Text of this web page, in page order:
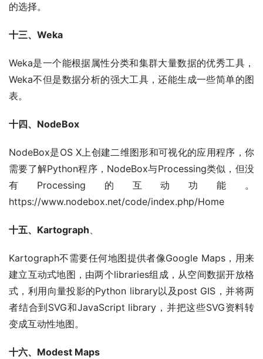
的选择。
十三、Weka
Weka是一个能根据属性分类和集群大量数据的优秀工具，
Weka不但是数据分析的强大工具，还能生成一些简单的图
表。
十四、NodeBox
NodeBox是OS X上创建二维图形和可视化的应用程序，你
需要了解Python程序，NodeBox与Processing类似，但没
有Processing的互动功能。
https://www.nodebox.net/code/index.php/Home
十五、Kartograph、
Kartograph不需要任何地图提供者像Google Maps，用来
建立互动式地图，由两个libraries组成，从空间数据开放格
式，利用向量投影的Python library以及post GIS，并将两
者结合到SVG和JavaScript library，并把这些SVG资料转
变成互动性地图。
十六、Modest Maps